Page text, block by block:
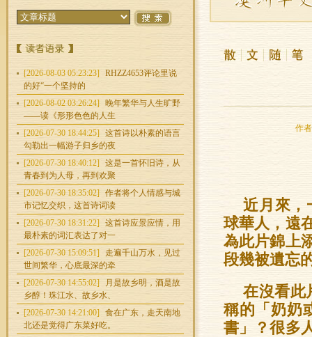
[2026-08-03 05:23:23]
RHZZ4653评论里说
的好“一个坚持的
[2026-08-02 03:26:24]
晚年繁华与人生旷野
——读《形形色色的人生
[2026-07-30 18:44:25]
这首诗以朴素的语言
勾勒出一幅游子归乡的夜
[2026-07-30 18:40:12]
这是一首怀旧诗，从
青春到为人母，再到欢聚
[2026-07-30 18:35:02]
作者将个人情感与城
市记忆交织，这首诗词读
[2026-07-30 18:31:22]
这首诗应景应情，用
最朴素的词汇表达了对一
[2026-07-30 15:09:51]
走遍千山万水，见过
世间繁华，心底最深的牵
[2026-07-30 14:55:02]
月是故乡明，酒是故
乡醇！珠江水、故乡水、
[2026-07-30 14:21:00]
食在广东，走天南地
北还是觉得广东菜好吃。
作
近月來，
球華人，遠
為此片錦上
段幾被遺忘
在沒看此
稱的「奶奶
書」？很多